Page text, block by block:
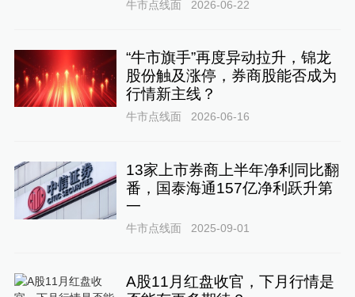
牛市点线面 2026-06-22
“牛市旗手”再度异动拉升，锦龙
股份触及涨停，券商股能否成为
行情新主线？
牛市点线面 2026-06-16
13家上市券商上半年净利同比翻
番，国泰海通157亿净利跃升第
一
牛市点线面 2025-09-01
A股11月红盘收官，下月行情是